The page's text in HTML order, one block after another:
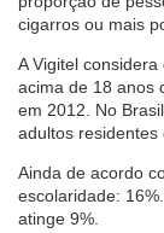
cigarros ou mais
A Vigitel
acima de 18 anos
em 2012. No
adultos
Ainda de acordo
escolaridade:
atinge 9%.